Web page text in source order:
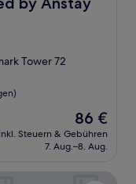
Tower 72
Der
Preis
beträgt
86 €
inkl. Steuern & Gebühren
7. Aug.–8. Aug.